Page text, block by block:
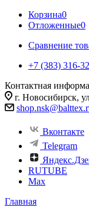
Корзина0
Отложенные0
Сравнение
+7 (383) 316-
Контактная
г. Новосибирск,
Вконтакте
Telegram
RUTUBE
Max
Главная